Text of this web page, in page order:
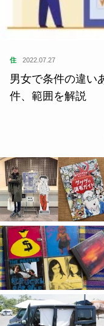
住 2022.07.27
男女で条件の違い
件、範囲を解説